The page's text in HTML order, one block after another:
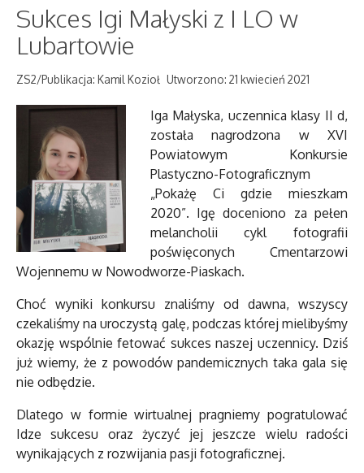
Sukces Igi Małyski z I LO w
Lubartowie
ZS2/Publikacja: Kamil Kozioł Utworzono: 21 kwiecień 2021
Iga Małyska, uczennica klasy II d,
została nagrodzona w XVI
Powiatowym Konkursie
Plastyczno-Fotograficznym
„Pokażę Ci gdzie mieszkam
2020”. Igę doceniono za pełen
melancholii cykl fotografii
poświęconych Cmentarzowi
Wojennemu w Nowodworze-Piaskach.
Choć wyniki konkursu znaliśmy od dawna, wszyscy
czekaliśmy na uroczystą galę, podczas której mielibyśmy
okazję wspólnie fetować sukces naszej uczennicy. Dziś
już wiemy, że z powodów pandemicznych taka gala się
nie odbędzie.
Dlatego w formie wirtualnej pragniemy pogratulować
Idze sukcesu oraz życzyć jej jeszcze wielu radości
wynikających z rozwijania pasji fotograficznej.